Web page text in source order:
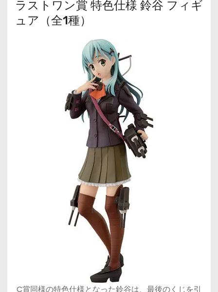
ラストワン賞 特色仕様 鈴谷 フィギ
ュア（全1種）
C賞同様の特色仕様となった鈴谷は、最後のくじを引